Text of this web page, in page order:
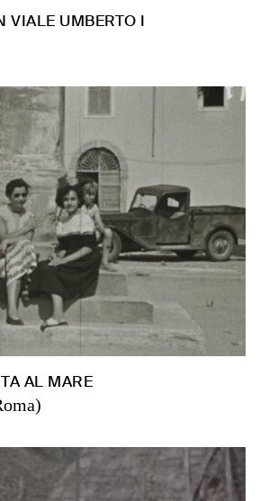
VIALE UMBERTO I
AL MARE